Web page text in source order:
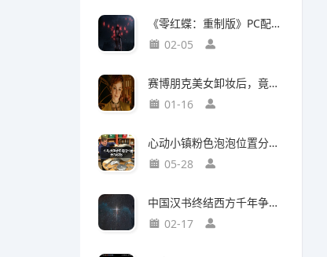
《零红蝶：重制版》PC配置公开：推荐配置RTX2060 1080p/30帧
02-05
赛博朋克美女卸妆后，竟然比浓妆时更惊艳？
01-16
心动小镇粉色泡泡位置分布攻略
05-28
中国汉书终结西方千年争吵：伯利恒之星是真实存在
02-17